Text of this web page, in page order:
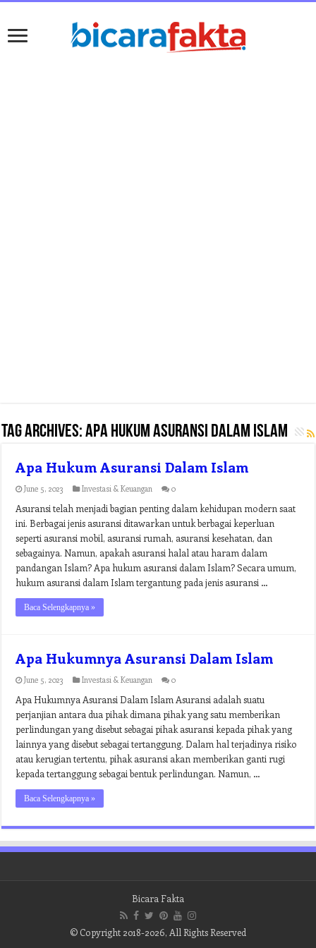
Tag Archives:apa hukum asuransi dalam islam
Apa Hukum Asuransi Dalam Islam
June 5, 2023 Investasi & Keuangan 0
Asuransi telah menjadi bagian penting dalam kehidupan modern saat
ini. Berbagai jenis asuransi ditawarkan untuk berbagai keperluan
seperti asuransi mobil, asuransi rumah, asuransi kesehatan, dan
sebagainya. Namun, apakah asuransi halal atau haram dalam
pandangan Islam? Apa hukum asuransi dalam Islam? Secara umum,
hukum asuransi dalam Islam tergantung pada jenis asuransi …
Baca Selengkapnya »
Apa Hukumnya Asuransi Dalam Islam
June 5, 2023 Investasi & Keuangan 0
Apa Hukumnya Asuransi Dalam Islam Asuransi adalah suatu
perjanjian antara dua pihak dimana pihak yang satu memberikan
perlindungan yang disebut sebagai pihak asuransi kepada pihak yang
lainnya yang disebut sebagai tertanggung. Dalam hal terjadinya risiko
atau kerugian tertentu, pihak asuransi akan memberikan ganti rugi
kepada tertanggung sebagai bentuk perlindungan. Namun, …
Baca Selengkapnya »
Bicara Fakta
© Copyright 2018-2026, All Rights Reserved